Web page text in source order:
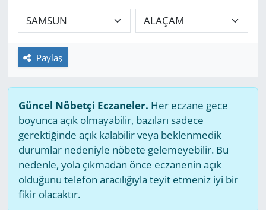
Paylaş
Güncel Nöbetçi Eczaneler. Her eczane gece
boyunca açık olmayabilir, bazıları sadece
gerektiğinde açık kalabilir veya beklenmedik
durumlar nedeniyle nöbete gelemeyebilir. Bu
nedenle, yola çıkmadan önce eczanenin açık
olduğunu telefon aracılığıyla teyit etmeniz iyi bir
fikir olacaktır.
GÜNDEM
HABERDE İNSAN
MAGAZİN
POLİTİKA
RESMİ İLANLAR
SAĞLIK